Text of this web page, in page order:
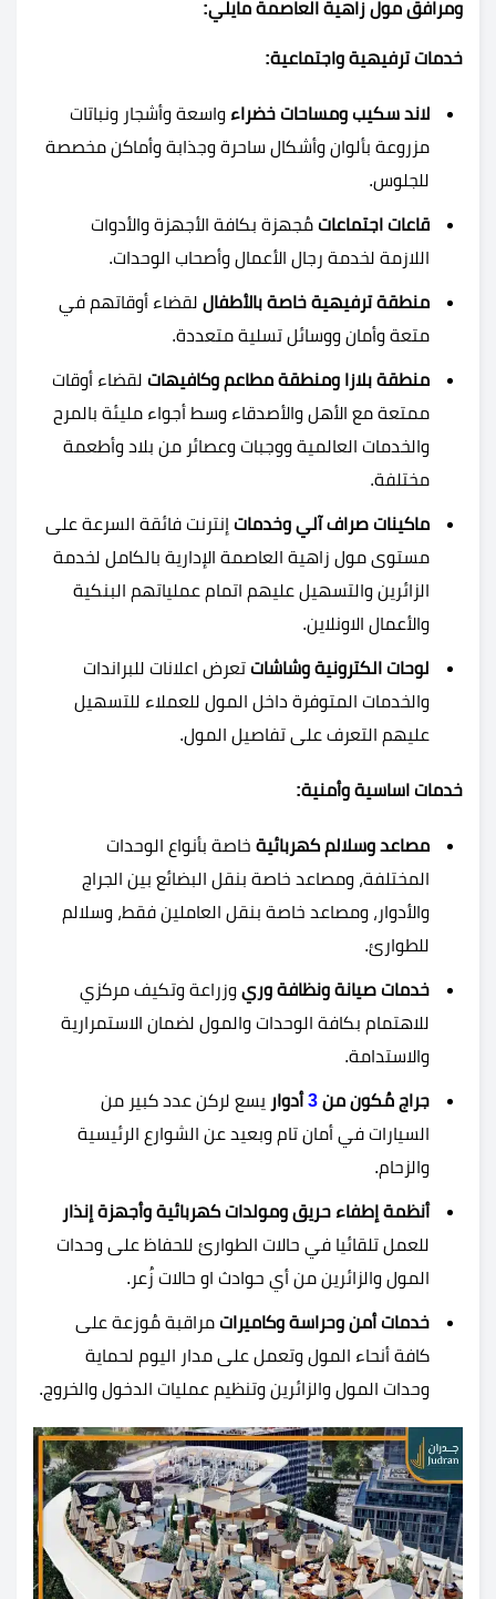
ومرافق مول زاهية العاصمة مايلي:
خدمات ترفيهية واجتماعية:
لاند سكيب ومساحات خضراء واسعة وأشجار ونباتات
مزروعة بألوان وأشكال ساحرة وجذابة وأماكن مخصصة
للجلوس.
قاعات اجتماعات مُجهزة بكافة الأجهزة والأدوات
اللازمة لخدمة رجال الأعمال وأصحاب الوحدات.
منطقة ترفيهية خاصة بالأطفال لقضاء أوقاتهم في
متعة وأمان ووسائل تسلية متعددة.
منطقة بلازا ومنطقة مطاعم وكافيهات لقضاء أوقات
ممتعة مع الأهل والأصدقاء وسط أجواء مليئة بالمرح
والخدمات العالمية ووجبات وعصائر من بلاد وأطعمة
مختلفة.
ماكينات صراف آلي وخدمات إنترنت فائقة السرعة على
مستوى مول زاهية العاصمة الإدارية بالكامل لخدمة
الزائرين والتسهيل عليهم اتمام عملياتهم البنكية
والأعمال الاونلاين.
لوحات الكترونية وشاشات تعرض اعلانات للبراندات
والخدمات المتوفرة داخل المول للعملاء للتسهيل
عليهم التعرف على تفاصيل المول.
خدمات اساسية وأمنية:
مصاعد وسلالم كهربائية خاصة بأنواع الوحدات
المختلفة، ومصاعد خاصة بنقل البضائع بين الجراج
والأدوار، ومصاعد خاصة بنقل العاملين فقط، وسلالم
للطوارئ.
خدمات صيانة ونظافة وري وزراعة وتكيف مركزي
للاهتمام بكافة الوحدات والمول لضمان الاستمرارية
والاستدامة.
جراج مُكون من 3أدوار يسع لركن عدد كبير من
السيارات في أمان تام وبعيد عن الشوارع الرئيسية
والزحام.
أنظمة إطفاء حريق ومولدات كهربائية وأجهزة إنذار
للعمل تلقائيا في حالات الطوارئ للحفاظ على وحدات
المول والزائرين من أي حوادث او حالات زُعر.
خدمات أمن وحراسة وكاميرات مراقبة مُوزعة على
كافة أنحاء المول وتعمل على مدار اليوم لحماية
وحدات المول والزائرين وتنظيم عمليات الدخول والخروج.